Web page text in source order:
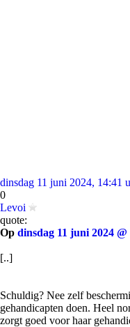
dinsdag 11 juni 2024, 14:41
0
Levoi
quote:
Op dinsdag 11 juni 2024 @
[..]
Schuldig? Nee zelf
gehandicapten doen. Heel
zorgt goed voor haar